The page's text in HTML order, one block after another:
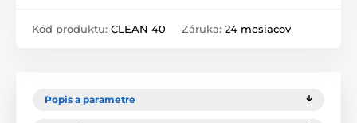
Kód produktu: CLEAN 40 Záruka: 24 mesiacov
Popis a parametre